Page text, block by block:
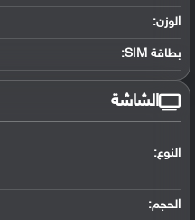
الوزن:
بطاقة SIM:
الشاشة
النوع:
الحجم: